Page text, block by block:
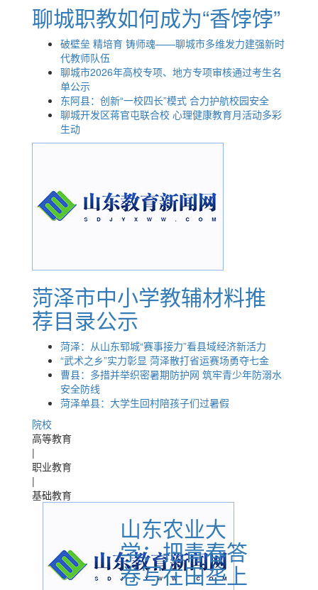
聊城职教如何成为“香饽饽”
破壁垒 精培育 铸师魂——聊城市多维发力建强新时
代教师队伍
聊城市2026年高校专项、地方专项审核通过考生名
单公示
东阿县：创新“一校四长”模式 合力护航校园安全
聊城开发区蒋官屯联合校 心理健康教育月活动多彩
生动
菏泽市中小学教辅材料推
荐目录公示
菏泽：从山东郓城“赛事接力”看县域经济新活力
“武术之乡”实力彰显 菏泽散打省运赛场勇夺七金
曹县：多措并举织密暑期防护网 筑牢青少年防溺水
安全防线
菏泽单县：大学生回村陪孩子们过暑假
院校
高等教育
|
职业教育
|
基础教育
山东农业大
学：把青春答
卷写在田垄上